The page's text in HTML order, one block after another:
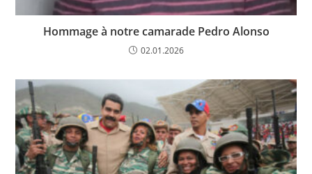
Hommage à notre camarade Pedro Alonso
02.01.2026